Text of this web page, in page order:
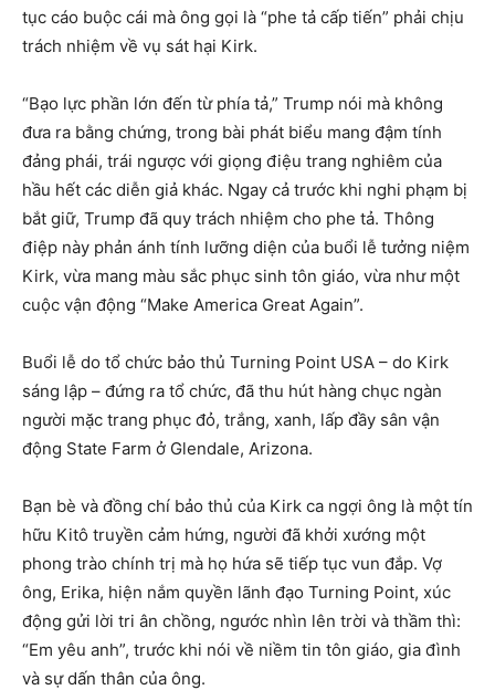
tục cáo buộc cái mà ông gọi là “phe tả cấp tiến” phải chịu
trách nhiệm về vụ sát hại Kirk.
“Bạo lực phần lớn đến từ phía tả,” Trump nói mà không
đưa ra bằng chứng, trong bài phát biểu mang đậm tính
đảng phái, trái ngược với giọng điệu trang nghiêm của
hầu hết các diễn giả khác. Ngay cả trước khi nghi phạm bị
bắt giữ, Trump đã quy trách nhiệm cho phe tả. Thông
điệp này phản ánh tính lưỡng diện của buổi lễ tưởng niệm
Kirk, vừa mang màu sắc phục sinh tôn giáo, vừa như một
cuộc vận động “Make America Great Again”.
Buổi lễ do tổ chức bảo thủ Turning Point USA – do Kirk
sáng lập – đứng ra tổ chức, đã thu hút hàng chục ngàn
người mặc trang phục đỏ, trắng, xanh, lấp đầy sân vận
động State Farm ở Glendale, Arizona.
Bạn bè và đồng chí bảo thủ của Kirk ca ngợi ông là một tín
hữu Kitô truyền cảm hứng, người đã khởi xướng một
phong trào chính trị mà họ hứa sẽ tiếp tục vun đắp. Vợ
ông, Erika, hiện nắm quyền lãnh đạo Turning Point, xúc
động gửi lời tri ân chồng, ngước nhìn lên trời và thầm thì:
“Em yêu anh”, trước khi nói về niềm tin tôn giáo, gia đình
và sự dấn thân của ông.